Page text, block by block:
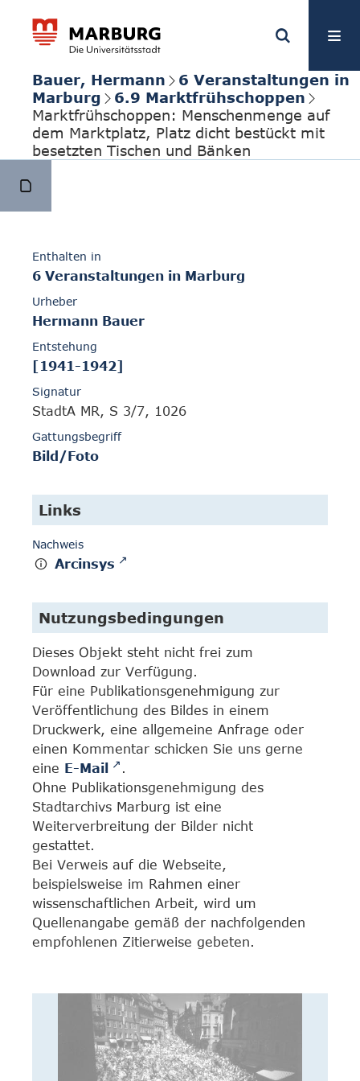
Bauer, Hermann
6 Veranstaltungen in
Marburg
6.9 Marktfrühschoppen
Marktfrühschoppen: Menschenmenge auf
dem Marktplatz, Platz dicht bestückt mit
besetzten Tischen und Bänken
Enthalten in
6 Veranstaltungen in Marburg
Urheber
Hermann Bauer
Entstehung
[1941-1942]
Signatur
StadtA MR, S 3/7, 1026
Gattungsbegriff
Bild/Foto
Links
Nachweis
Arcinsys
Nutzungsbedingungen
Dieses Objekt steht nicht frei zum
Download zur Verfügung.
Für eine Publikationsgenehmigung zur
Veröffentlichung des Bildes in einem
Druckwerk, eine allgemeine Anfrage oder
einen Kommentar schicken Sie uns gerne
eine E-Mail
.
Ohne Publikationsgenehmigung des
Stadtarchivs Marburg ist eine
Weiterverbreitung der Bilder nicht
gestattet.
Bei Verweis auf die Webseite,
beispielsweise im Rahmen einer
wissenschaftlichen Arbeit, wird um
Quellenangabe gemäß der nachfolgenden
empfohlenen Zitierweise gebeten.